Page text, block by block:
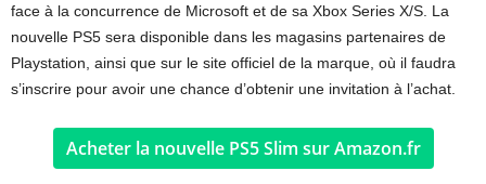
face à la concurrence de Microsoft et de sa Xbox Series X/S. La
nouvelle PS5 sera disponible dans les magasins partenaires de
Playstation, ainsi que sur le site officiel de la marque, où il faudra
s’inscrire pour avoir une chance d’obtenir une invitation à l’achat.
Acheter la nouvelle PS5 Slim sur Amazon.fr